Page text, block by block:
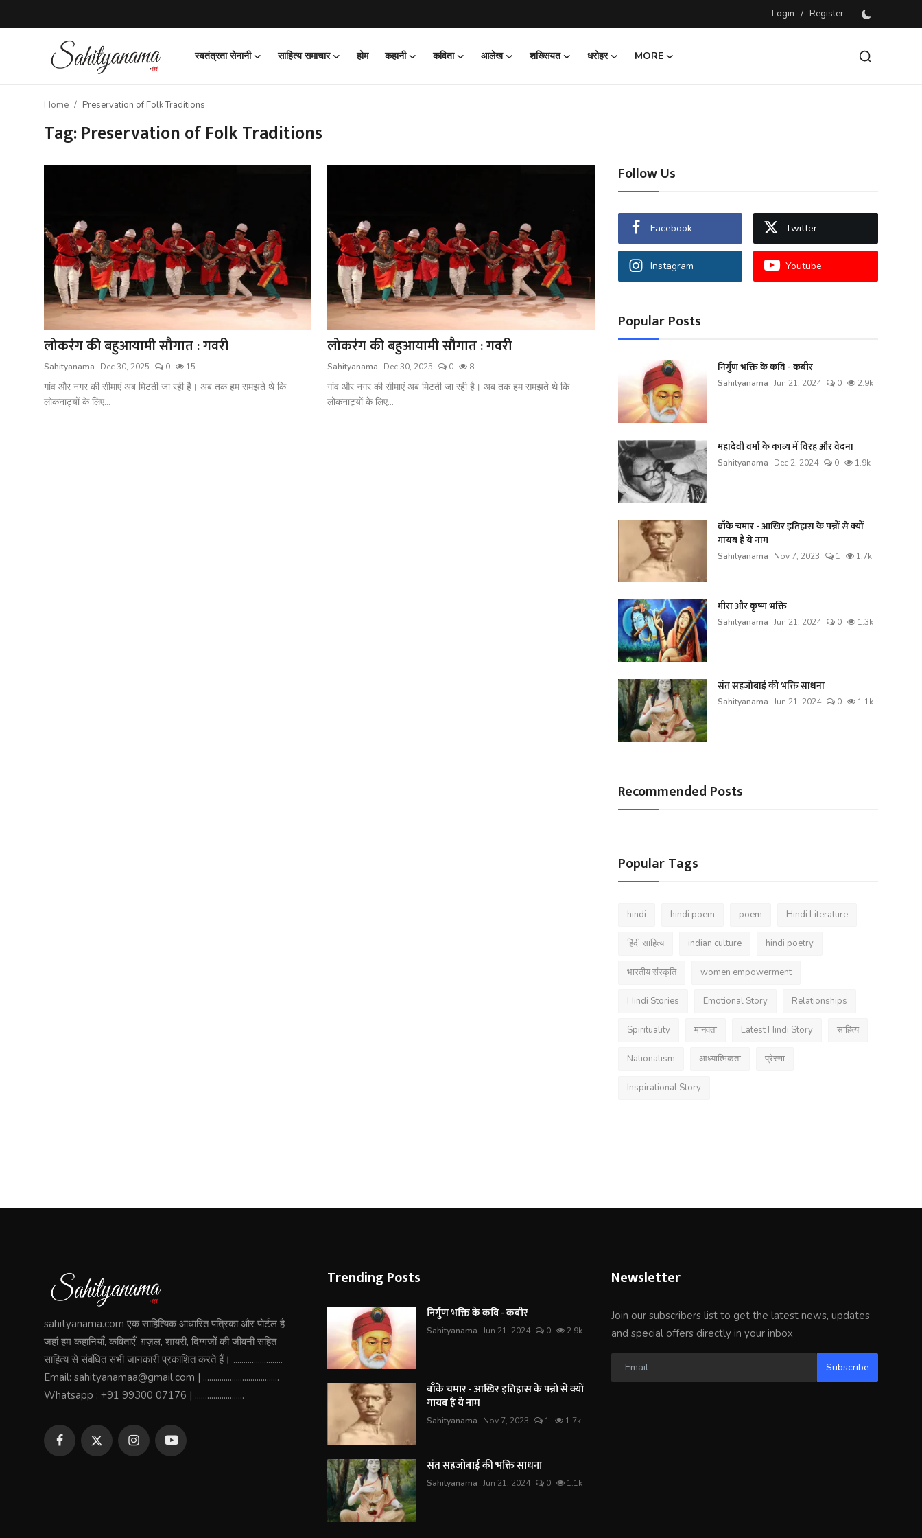
Login / Register
स्वतंत्रता सेनानी साहित्य समाचार होम कहानी कविता आलेख शख्सियत धरोहर
MORE
Register
शख्सियत
यात्रावृत्तांत
Home Preservation of Folk Traditions
Tag: Preservation of Folk Traditions
लोकरंग की बहुआयामी सौगात : गवरी
Sahityanama Dec 30, 2025 0 15
गांव और नगर की सीमाएं अब मिटती जा रही है। अब तक हम समझते थे कि
लोकनाट्यों के लिए...
लोकरंग की बहुआयामी सौगात : गवरी
Sahityanama Dec 30, 2025 0 8
गांव और नगर की सीमाएं अब मिटती जा रही है। अब तक हम समझते थे कि
लोकनाट्यों के लिए...
Follow Us
Facebook Twitter
Instagram Youtube
Popular Posts
निर्गुण भक्ति के कवि - कबीर
Sahityanama Jun 21, 2024 0 2.9k
महादेवी वर्मा के काव्य में विरह और वेदना
Sahityanama Dec 2, 2024 0 1.9k
बाँके चमार - आखिर इतिहास के पन्नों से क्यों
गायब है ये नाम
Sahityanama Nov 7, 2023 1 1.7k
मीरा और कृष्ण भक्ति
Sahityanama Jun 21, 2024 0 1.3k
संत सहजोबाई की भक्ति साधना
Sahityanama Jun 21, 2024 0 1.1k
Recommended Posts
Popular Tags
hindi hindi poem poem Hindi Literature
हिंदी साहित्य indian culture hindi poetry
भारतीय संस्कृति women empowerment
Hindi Stories Emotional Story Relationships
Spirituality मानवता Latest Hindi Story साहित्य
Nationalism आध्यात्मिकता प्रेरणा
Inspirational Story
sahityanama.com एक साहित्यिक आधारित पत्रिका और पोर्टल है
जहां हम कहानियाँ, कविताएँ, ग़ज़ल, शायरी, दिग्गजों की जीवनी सहित
साहित्य से संबंधित सभी जानकारी प्रकाशित करते हैं। ........................
Email: sahityanamaa@gmail.com | .....................................
Whatsapp : +91 99300 07176 | ........................
Trending Posts
निर्गुण भक्ति के कवि - कबीर
Sahityanama Jun 21, 2024 0 2.9k
बाँके चमार - आखिर इतिहास के पन्नों से क्यों
गायब है ये नाम
Sahityanama Nov 7, 2023 1 1.7k
संत सहजोबाई की भक्ति साधना
Sahityanama Jun 21, 2024 0 1.1k
Newsletter
Join our subscribers list to get the latest news, updates
and special offers directly in your inbox
Subscribe